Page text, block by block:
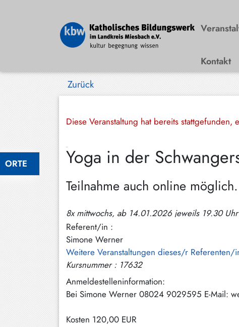
ORTE
Kontakt
Zurück
Diese Veranstaltung hat bereits
Yoga in der
Teilnahme auch online möglich.
8x mittwochs, ab 14.01.2026 jeweils 19.30
Referent/in :
Simone Werner
Weitere Veranstaltungen dieses/r Referenten/
Kursnummer : 17632
Anmeldestelleninformation:
Bei Simone Werner 08024 9029595 E-Mail:
Kosten 120,00 EUR
Wiessee
Bayrischzell
Darching
Elbach
Gmund
Großhartpenning
Hausham
Holzkirchen
Hundham
Irschenberg
Kreuth
Leitzachtal
Miesbach